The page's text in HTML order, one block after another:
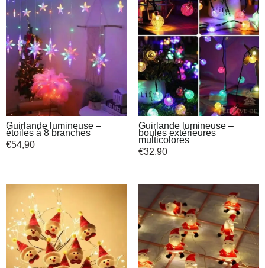
Guirlande lumineuse –
étoiles à 8 branches
€54,90
Guirlande lumineuse –
boules extérieures
multicolores
€32,90